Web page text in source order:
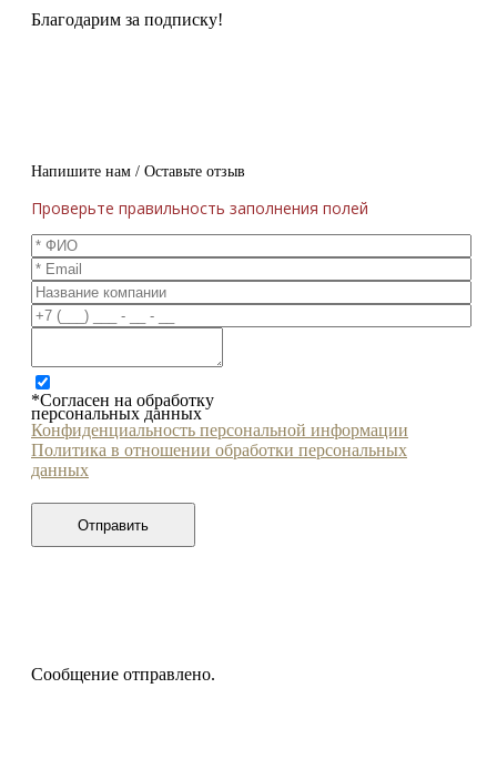
Благодарим за подписку!
Напишите нам / Оставьте отзыв
Проверьте правильность заполнения полей
*Согласен на обработку
персональных данных
Конфиденциальность персональной информации
Политика в отношении обработки персональных
данных
Сообщение отправлено.